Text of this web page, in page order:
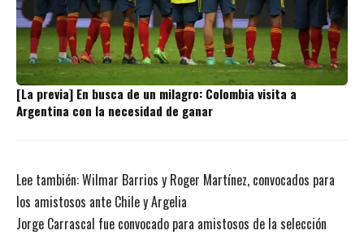
[La previa] En busca de un milagro: Colombia visita a
Argentina con la necesidad de ganar
Lee también:Wilmar Barrios y Roger Martínez, convocados para
los amistosos ante Chile y Argelia
Jorge Carrascal fue convocado para amistosos de la selección